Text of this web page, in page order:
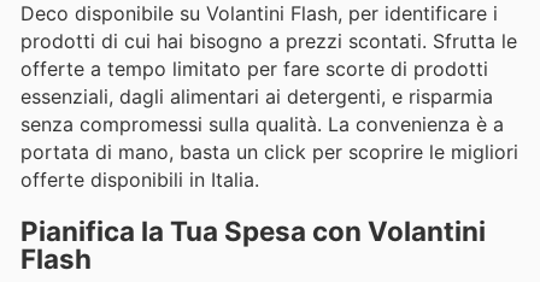
Deco disponibile su Volantini Flash, per identificare i
prodotti di cui hai bisogno a prezzi scontati. Sfrutta le
offerte a tempo limitato per fare scorte di prodotti
essenziali, dagli alimentari ai detergenti, e risparmia
senza compromessi sulla qualità. La convenienza è a
portata di mano, basta un click per scoprire le migliori
offerte disponibili in Italia.
Pianifica la Tua Spesa con Volantini
Flash